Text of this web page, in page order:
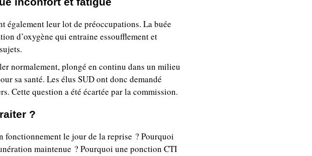
également leur lot de préoccupations. La buée
d’oxygène qui entraine essoufflement et
normalement, plongé en continu dans un milieu
sa santé. Les élus SUD ont donc demandé
Cette question a été écartée par la commission.
?
fonctionnement le jour de la reprise ? Pourquoi
maintenue ? Pourquoi une ponction CTI